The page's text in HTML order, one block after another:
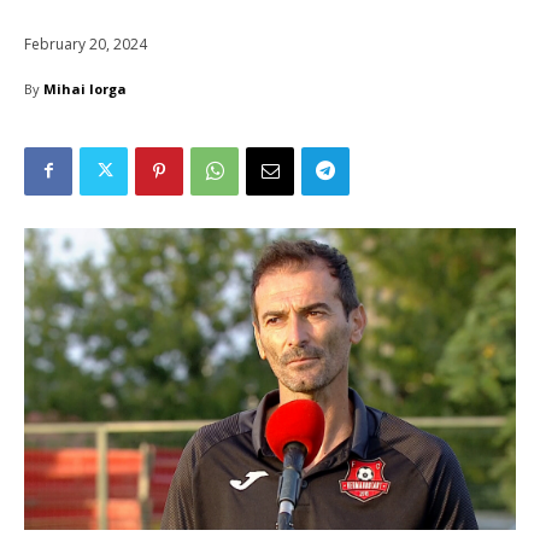
February 20, 2024
By Mihai Iorga